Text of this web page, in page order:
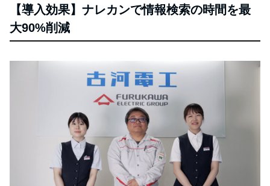
【導入効果】ナレカンで情報検索の時間を最
大90%削減